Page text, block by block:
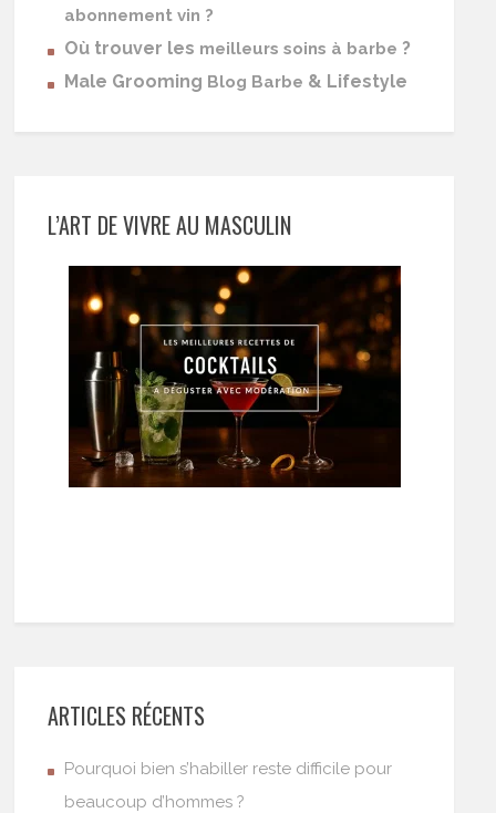
abonnement vin ?
Où trouver les meilleurs soins à barbe ?
Male Grooming Blog Barbe & Lifestyle
L’ART DE VIVRE AU MASCULIN
ARTICLES RÉCENTS
Pourquoi bien s’habiller reste difficile pour
beaucoup d’hommes ?